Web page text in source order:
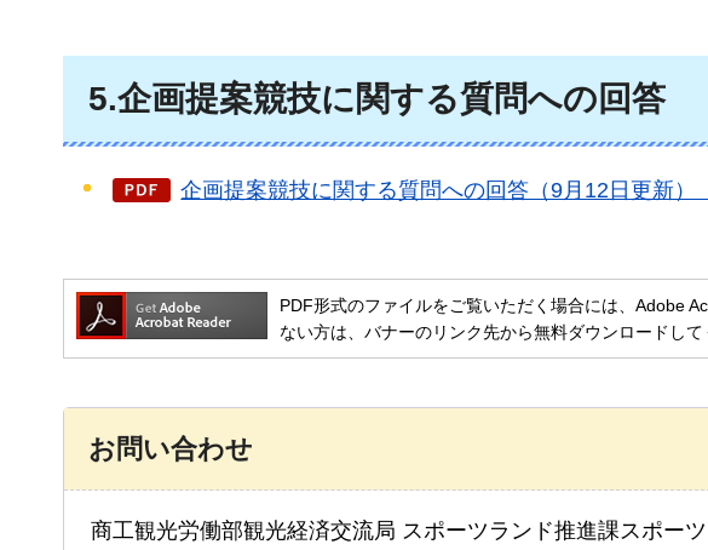
5.企画提案競技に関する質問への回答
企画提案競技に関する質問への回答（9月12日更新）
PDF形式のファイルをご覧いただく場合には、Adobe
ない方は、バナーのリンク先から無料ダウンロードして
お問い合わせ
商工観光労働部観光経済交流局 スポーツランド推進課スポー